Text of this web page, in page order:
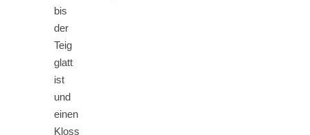
bis
der
Teig
glatt
ist
und
einen
Kloss